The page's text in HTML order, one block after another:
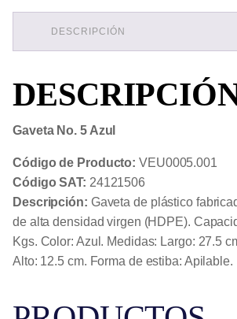
DESCRIPCIÓN
Gaveta No. 5 Azul
Código de Producto: VEU0005.001
Código SAT: 24121506
Descripción: Gaveta de plástico
de alta densidad virgen (HDPE).
Kgs. Color: Azul. Medidas: Largo: 27.5
Alto: 12.5 cm. Forma de estiba: Apilable.